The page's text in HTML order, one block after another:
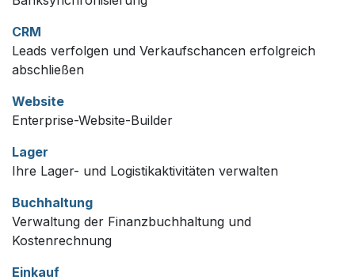
CRM
Leads verfolgen und Verkaufschancen erfolgreich
abschließen
Website
Enterprise-Website-Builder
Lager
Ihre Lager- und Logistikaktivitäten verwalten
Buchhaltung
Verwaltung der Finanzbuchhaltung und
Kostenrechnung
Einkauf